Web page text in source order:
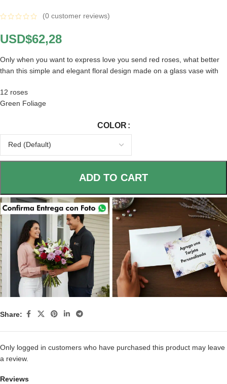
(0 customer reviews)
USD$62,28
Only when you want to express love you send red roses, what better
than this simple and elegant floral design made on a glass vase with
12 roses
Green Foliage
COLOR
ADD TO CART
Share:
Reviews
Only logged in customers who have purchased this product may leave
a review.